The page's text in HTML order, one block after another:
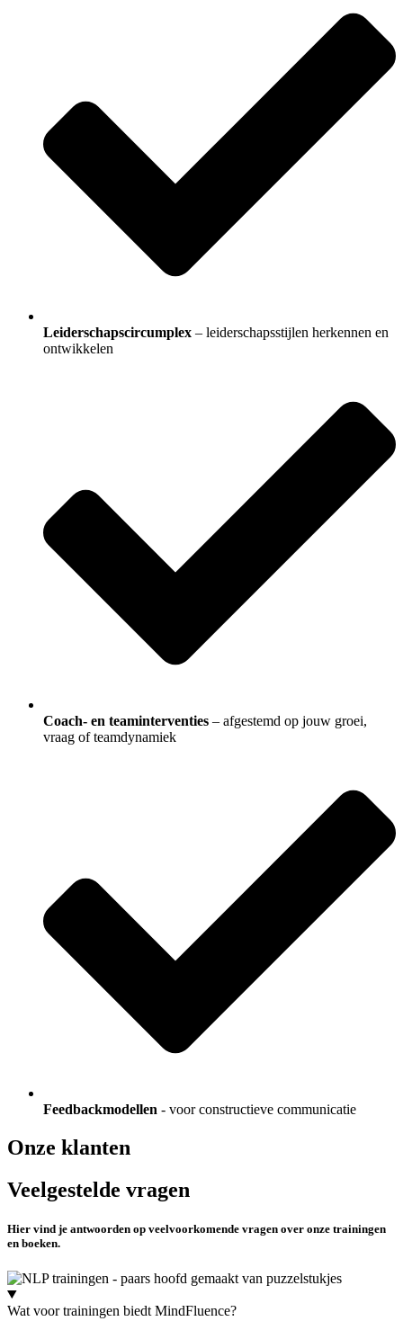
Leiderschapscircumplex – leiderschapsstijlen herkennen en
ontwikkelen
Coach- en teaminterventies – afgestemd op jouw groei,
vraag of teamdynamiek
Feedbackmodellen - voor constructieve communicatie
Onze klanten
Veelgestelde vragen
Hier vind je antwoorden op veelvoorkomende vragen over onze trainingen
en boeken.
Wat voor trainingen biedt MindFluence?